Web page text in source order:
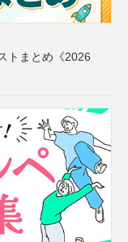
トまとめ《2026